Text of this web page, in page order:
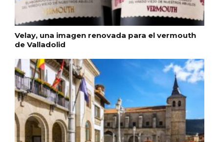
Velay, una imagen renovada para el vermouth
de Valladolid